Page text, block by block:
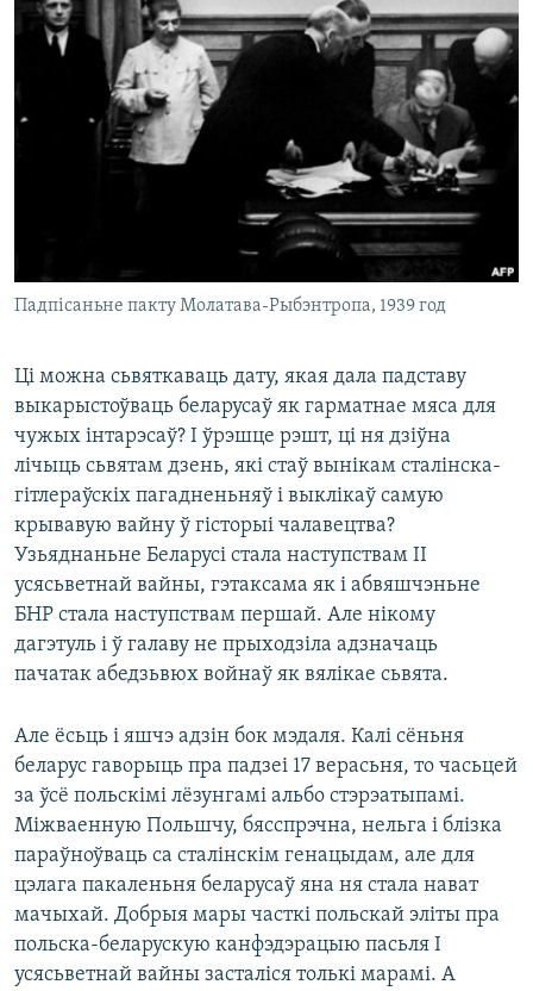
Падпісаньне пакту Молатава-Рыбэнтропа, 1939 год
Ці можна сьвяткаваць дату, якая дала падставу
выкарыстоўваць беларусаў як гарматнае мяса для
чужых інтарэсаў? І ўрэшце рэшт, ці ня дзіўна
лічыць сьвятам дзень, які стаў вынікам сталінска-
гітлераўскіх пагадненьняў і выклікаў самую
крывавую вайну ў гісторыі чалавецтва?
Узьяднаньне Беларусі стала наступствам ІІ
усясьветнай вайны, гэтаксама як і абвяшчэньне
БНР стала наступствам першай. Але нікому
дагэтуль і ў галаву не прыходзіла адзначаць
пачатак абедзьвюх войнаў як вялікае сьвята.
Але ёсьць і яшчэ адзін бок мэдаля. Калі сёньня
беларус гаворыць пра падзеі 17 верасьня, то часьцей
за ўсё польскімі лёзунгамі альбо стэрэатыпамі.
Міжваенную Польшчу, бясспрэчна, нельга і блізка
параўноўваць са сталінскім генацыдам, але для
цэлага пакаленьня беларусаў яна ня стала нават
мачыхай. Добрыя мары часткі польскай эліты пра
польска-беларускую канфэдэрацыю пасьля І
усясьветнай вайны засталіся толькі марамі. А